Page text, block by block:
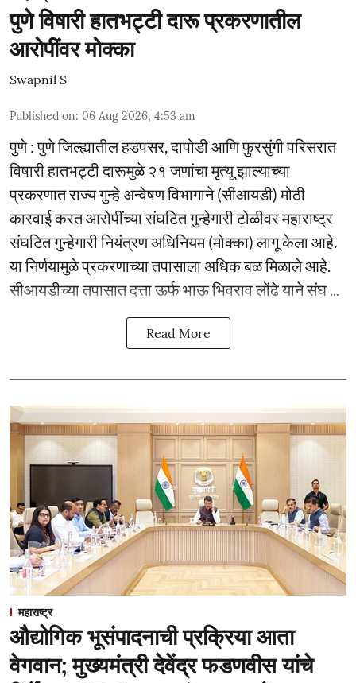
पुणे विषारी हातभट्टी दारू प्रकरणातील
आरोपींवर मोक्का
Swapnil S
Published on: 06 Aug 2026, 4:53 am
पुणे : पुणे जिल्ह्यातील हडपसर, दापोडी आणि फुरसुंगी परिसरात
विषारी हातभट्टी दारूमुळे २१ जणांचा मृत्यू झाल्याच्या
प्रकरणात राज्य गुन्हे अन्वेषण विभागाने (सीआयडी) मोठी
कारवाई करत आरोपींच्या संघटित गुन्हेगारी टोळीवर महाराष्ट्र
संघटित गुन्हेगारी नियंत्रण अधिनियम (मोक्का) लागू केला आहे.
या निर्णयामुळे प्रकरणाच्या तपासाला अधिक बळ मिळाले आहे.
सीआयडीच्या तपासात दत्ता ऊर्फ भाऊ भिवराव लोंढे याने संघ ...
Read More
महाराष्ट्र
औद्योगिक भूसंपादनाची प्रक्रिया आता
वेगवान; मुख्यमंत्री देवेंद्र फडणवीस यांचे